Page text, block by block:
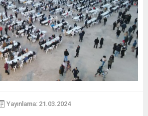
Yayınlama: 21.03.2024